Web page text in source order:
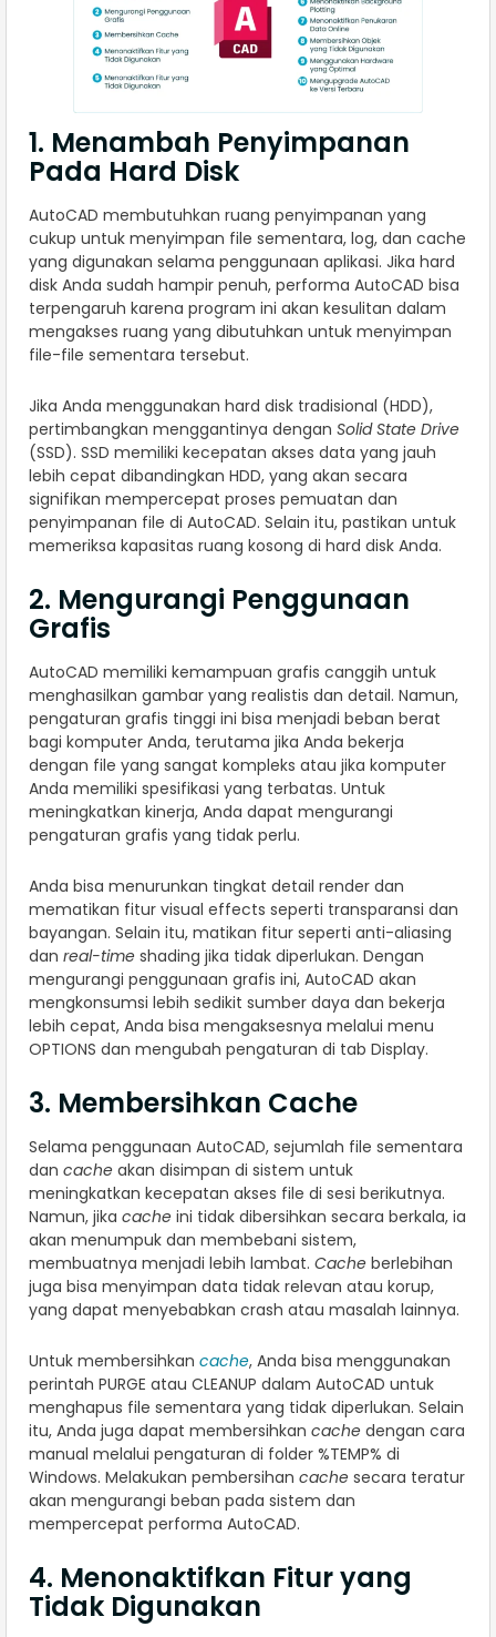
1. Menambah Penyimpanan
Pada Hard Disk
AutoCAD membutuhkan ruang penyimpanan yang
cukup untuk menyimpan file sementara, log, dan cache
yang digunakan selama penggunaan aplikasi. Jika hard
disk Anda sudah hampir penuh, performa AutoCAD bisa
terpengaruh karena program ini akan kesulitan dalam
mengakses ruang yang dibutuhkan untuk menyimpan
file-file sementara tersebut.
Jika Anda menggunakan hard disk tradisional (HDD),
pertimbangkan menggantinya dengan Solid State Drive
(SSD). SSD memiliki kecepatan akses data yang jauh
lebih cepat dibandingkan HDD, yang akan secara
signifikan mempercepat proses pemuatan dan
penyimpanan file di AutoCAD. Selain itu, pastikan untuk
memeriksa kapasitas ruang kosong di hard disk Anda.
2. Mengurangi Penggunaan
Grafis
AutoCAD memiliki kemampuan grafis canggih untuk
menghasilkan gambar yang realistis dan detail. Namun,
pengaturan grafis tinggi ini bisa menjadi beban berat
bagi komputer Anda, terutama jika Anda bekerja
dengan file yang sangat kompleks atau jika komputer
Anda memiliki spesifikasi yang terbatas. Untuk
meningkatkan kinerja, Anda dapat mengurangi
pengaturan grafis yang tidak perlu.
Anda bisa menurunkan tingkat detail render dan
mematikan fitur visual effects seperti transparansi dan
bayangan. Selain itu, matikan fitur seperti anti-aliasing
dan real-time shading jika tidak diperlukan. Dengan
mengurangi penggunaan grafis ini, AutoCAD akan
mengkonsumsi lebih sedikit sumber daya dan bekerja
lebih cepat, Anda bisa mengaksesnya melalui menu
OPTIONS dan mengubah pengaturan di tab Display.
3. Membersihkan Cache
Selama penggunaan AutoCAD, sejumlah file sementara
dan cache akan disimpan di sistem untuk
meningkatkan kecepatan akses file di sesi berikutnya.
Namun, jika cache ini tidak dibersihkan secara berkala, ia
akan menumpuk dan membebani sistem,
membuatnya menjadi lebih lambat. Cache berlebihan
juga bisa menyimpan data tidak relevan atau korup,
yang dapat menyebabkan crash atau masalah lainnya.
Untuk membersihkan cache, Anda bisa menggunakan
perintah PURGE atau CLEANUP dalam AutoCAD untuk
menghapus file sementara yang tidak diperlukan. Selain
itu, Anda juga dapat membersihkan cache dengan cara
manual melalui pengaturan di folder %TEMP% di
Windows. Melakukan pembersihan cache secara teratur
akan mengurangi beban pada sistem dan
mempercepat performa AutoCAD.
4. Menonaktifkan Fitur yang
Tidak Digunakan